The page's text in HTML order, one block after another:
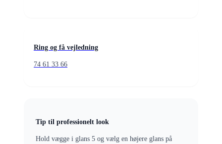
Ring og få vejledning
74 61 33 66
Tip til professionelt look
Hold vægge i glans 5 og vælg en højere glans på